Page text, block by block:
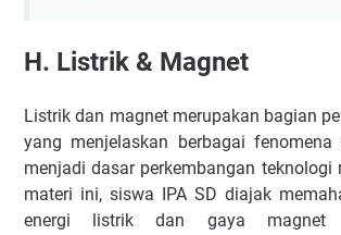
H. Listrik & Magnet
Listrik dan magnet merupakan bagian
yang menjelaskan berbagai
menjadi dasar perkembangan teknologi
materi ini, siswa IPA SD diajak
energi listrik dan gaya magnet